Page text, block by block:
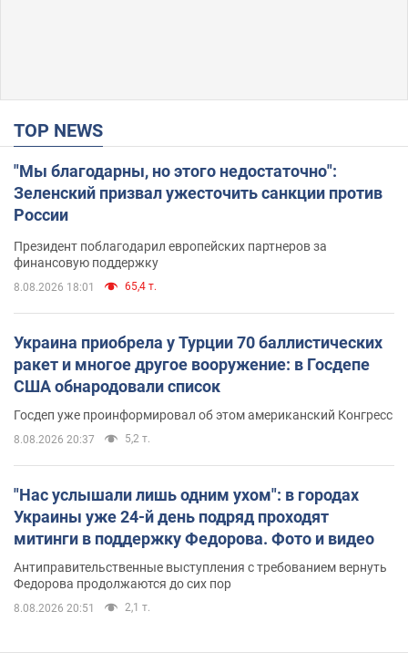
TOP NEWS
"Мы благодарны, но этого недостаточно":
Зеленский призвал ужесточить санкции против
России
Президент поблагодарил европейских партнеров за
финансовую поддержку
8.08.2026 18:01 65,4 т.
Украина приобрела у Турции 70 баллистических
ракет и многое другое вооружение: в Госдепе
США обнародовали список
Госдеп уже проинформировал об этом американский Конгресс
8.08.2026 20:37 5,2 т.
"Нас услышали лишь одним ухом": в городах
Украины уже 24-й день подряд проходят
митинги в поддержку Федорова. Фото и видео
Антиправительственные выступления с требованием вернуть
Федорова продолжаются до сих пор
8.08.2026 20:51 2,1 т.